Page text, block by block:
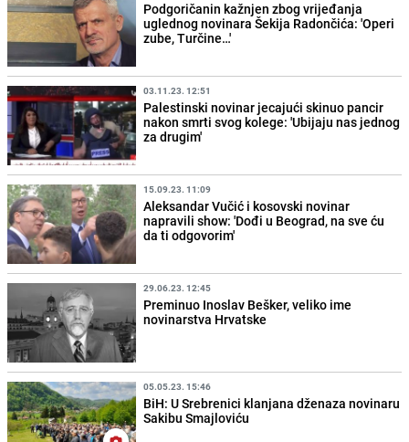
Podgoričanin kažnjen zbog vrijeđanja
uglednog novinara Šekija Radončića: 'Operi
zube, Turčine…'
03.11.23. 12:51
Palestinski novinar jecajući skinuo pancir
nakon smrti svog kolege: 'Ubijaju nas jednog
za drugim'
15.09.23. 11:09
Aleksandar Vučić i kosovski novinar
napravili show: 'Dođi u Beograd, na sve ću
da ti odgovorim'
29.06.23. 12:45
Preminuo Inoslav Bešker, veliko ime
novinarstva Hrvatske
05.05.23. 15:46
BiH: U Srebrenici klanjana dženaza novinaru
Sakibu Smajloviću